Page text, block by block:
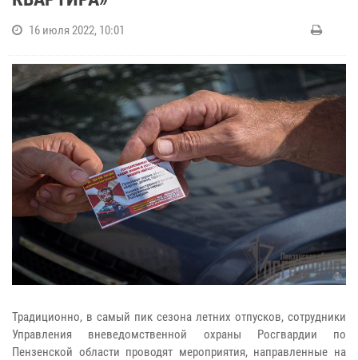
16 июля 2022, 10:01
Традиционно, в самый пик сезона летних отпусков, сотрудники
Управления вневедомственной охраны Росгвардии по
Пензенской области проводят мероприятия, направленные на